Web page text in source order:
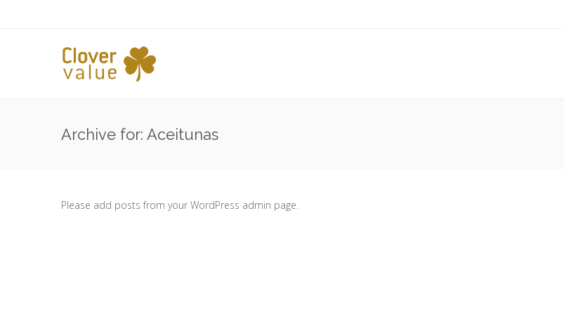
Archive for: Aceitunas
Please add posts from your WordPress admin page.